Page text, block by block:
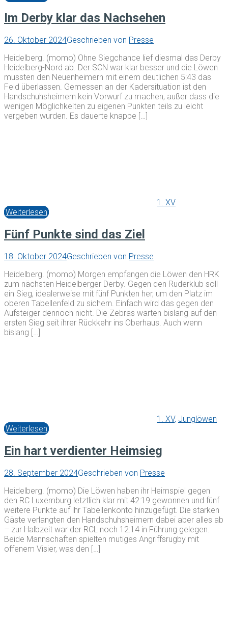
Im Derby klar das Nachsehen
26. Oktober 2024Geschrieben von Presse
Heidelberg. (momo) Ohne Siegchance lief diesmal das Derby
Heidelberg-Nord ab. Der SCN war klar besser und die Löwen
mussten den Neuenheimern mit einem deutlichen 5:43 das
Feld überlassen. Gemessen an der Kadersituation ist den
Handschuhsheimern kein Vorwurf zu machen, außer dass die
wenigen Möglichkeiten zu eigenen Punkten teils zu leicht
vergeben wurden. Es dauerte knappe […]
1. XV
Weiterlesen
Fünf Punkte sind das Ziel
18. Oktober 2024Geschrieben von Presse
Heidelberg. (momo) Morgen empfangen die Löwen den HRK
zum nächsten Heidelberger Derby. Gegen den Ruderklub soll
ein Sieg, idealerweise mit fünf Punkten her, um den Platz im
oberen Tabellenfeld zu sichern. Einfach wird das gegen den
Aufsteiger dennoch nicht. Die Zebras warten bislang auf den
ersten Sieg seit ihrer Rückkehr ins Oberhaus. Auch wenn
bislang […]
1. XV, Junglöwen
Weiterlesen
Ein hart verdienter Heimsieg
28. September 2024Geschrieben von Presse
Heidelberg. (momo) Die Löwen haben ihr Heimspiel gegen
den RC Luxemburg letztlich klar mit 42:19 gewonnen und fünf
weitere Punkte auf ihr Tabellenkonto hinzugefügt. Die starken
Gäste verlangten den Handschuhsheimern dabei aber alles ab
– zur Halbzeit war der RCL noch 12:14 in Führung gelegen.
Beide Mannschaften spielten mutiges Angriffsrugby mit
offenem Visier, was den […]